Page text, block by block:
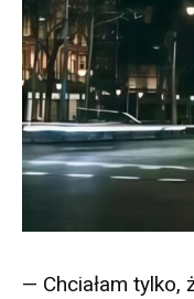
— Chciałam tylko,